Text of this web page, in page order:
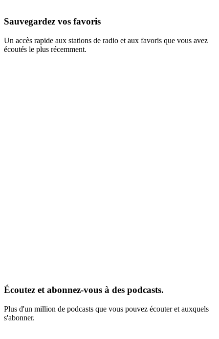
Sauvegardez vos favoris
Un accès rapide aux stations de radio et aux favoris que vous avez
écoutés le plus récemment.
Écoutez et abonnez-vous à des podcasts.
Plus d'un million de podcasts que vous pouvez écouter et auxquels
s'abonner.